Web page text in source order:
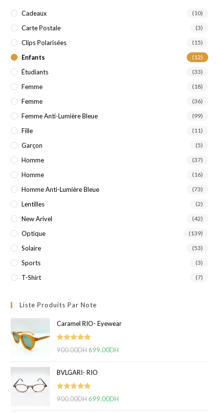
Cadeaux (10)
Carte Postale (3)
Clips Polarisées (15)
Enfants (12)
Étudiants (33)
Femme (18)
Femme (36)
Femme Anti-Lumière Bleue (99)
Fille (11)
Garçon (5)
Homme (37)
Homme (16)
Homme Anti-Lumière Bleue (73)
Lentilles (2)
New Arivel (42)
Optique (139)
Solaire (53)
Sports (3)
T-Shirt (7)
Liste Produits Par Note
Caramel RIO- Eyewear
Note5.00
900.00DHLe
initial
était :
900.00DH.
699.00DH
BVLGARI- RIO
Note5.00
900.00DHLe
699.00DH